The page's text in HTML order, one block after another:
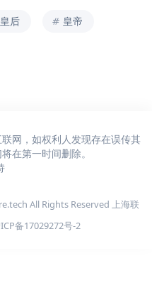
皇后 皇帝
网，如权利人发现存在误传其
在第一时间删除。
All Rights Reserved 上海联
备17029272号-2